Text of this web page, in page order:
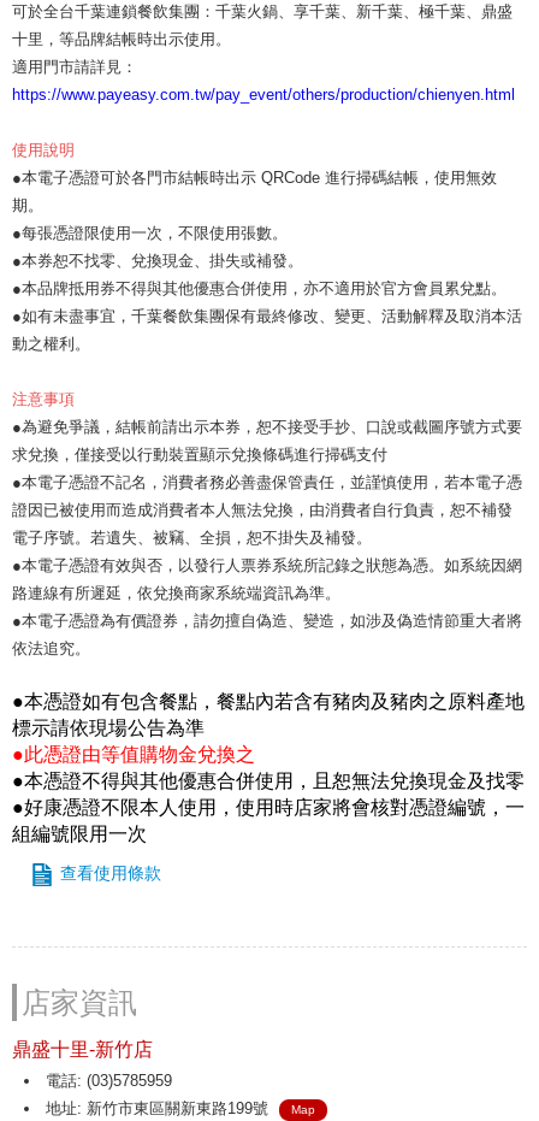
可於全台千葉連鎖餐飲集團：千葉火鍋、享千葉、新千葉、極千葉、鼎盛
十里，等品牌結帳時出示使用。
適用門市請詳見：
https://www.payeasy.com.tw/pay_event/others/production/chienyen.html
使用說明
●本電子憑證可於各門市結帳時出示 QRCode 進行掃碼結帳，使用無效
期。
●每張憑證限使用一次，不限使用張數。
●本券恕不找零、兌換現金、掛失或補發。
●本品牌抵用券不得與其他優惠合併使用，亦不適用於官方會員累兌點。
●如有未盡事宜，千葉餐飲集團保有最終修改、變更、活動解釋及取消本活
動之權利。
注意事項
●為避免爭議，結帳前請出示本券，恕不接受手抄、口說或截圖序號方式要
求兌換，僅接受以行動裝置顯示兌換條碼進行掃碼支付
●本電子憑證不記名，消費者務必善盡保管責任，並謹慎使用，若本電子憑
證因已被使用而造成消費者本人無法兌換，由消費者自行負責，恕不補發
電子序號。若遺失、被竊、全損，恕不掛失及補發。
●本電子憑證有效與否，以發行人票券系統所記錄之狀態為憑。如系統因網
路連線有所遲延，依兌換商家系統端資訊為準。
●本電子憑證為有價證券，請勿擅自偽造、變造，如涉及偽造情節重大者將
依法追究。
●本憑證如有包含餐點，餐點內若含有豬肉及豬肉之原料產地
標示請依現場公告為準
●此憑證由等值購物金兌換之
●本憑證不得與其他優惠合併使用，且恕無法兌換現金及找零
●好康憑證不限本人使用，使用時店家將會核對憑證編號，一
組編號限用一次
查看使用條款
店家資訊
鼎盛十里-新竹店
電話: (03)5785959
地址: 新竹市東區關新東路199號
Map